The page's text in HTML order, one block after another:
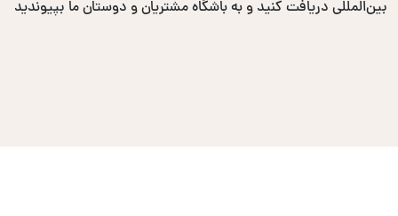
بین‌المللی دریافت کنید و به باشگاه مشتریان و دوستان ما بپیوندید